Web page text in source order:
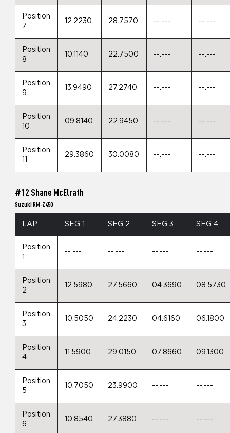
Position
7
12.2230 28.7570 --.--- --.---
Position
8
10.1140 22.7500 --.--- --.---
Position
9
13.9490 27.2740 --.--- --.---
Position
10
09.8140 22.9450 --.--- --.---
Position
29.3860 30.0080 --.--- --.---
#12 Shane McElrath
Suzuki RM-Z450
LAP SEG 1 SEG 2 SEG 3 SEG 4
Position
1
--.--- --.--- --.--- --.---
Position
2
12.5980 27.5660 04.3690 08.5730
Position
3
10.5050 24.2230 04.6160 06.1800
Position
4
11.5900 29.0150 07.8660 09.1300
Position
5
10.7050 23.9900 --.--- --.---
Position
6
10.8540 27.3880 --.--- --.---